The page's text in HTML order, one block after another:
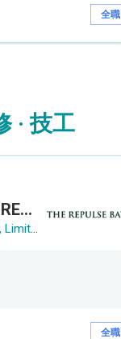
全職
· 技工
THE REPULSE BAY RECRUITMENT DAY 淺水灣影灣園人才招聘會
The Repulse Bay Company, Limited
全職